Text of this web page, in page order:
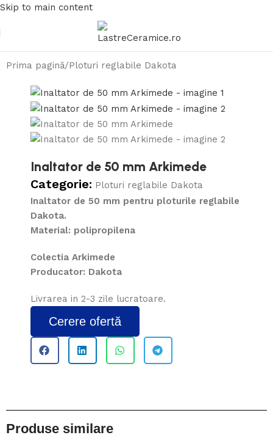
Skip to main content
Prima pagină/Ploturi reglabile Dakota
Inaltator de 50 mm Arkimede
Categorie: Ploturi reglabile Dakota
Inaltator de 50 mm pentru ploturile reglabile
Dakota.
Material: polipropilena
Colectia Arkimede
Producator: Dakota
Livrarea in 2-3 zile lucratoare.
Cerere ofertă
Produse similare